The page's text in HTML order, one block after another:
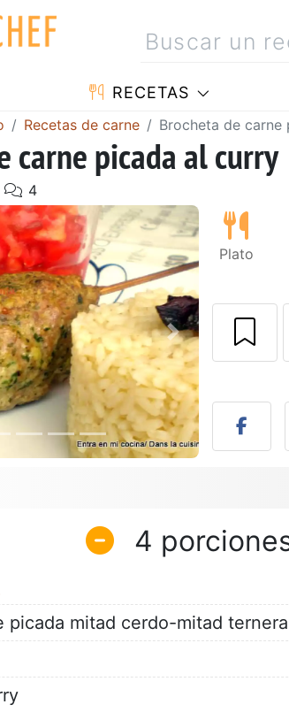
RECETAS
Recetas de carne Brocheta de carne
carne picada al curry
Siguiente
Plato
4
picada mitad cerdo-mitad ternera